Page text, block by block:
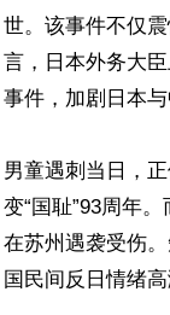
世。该事件不仅
言，日本外务大
事件，加剧日本与
男童遇刺当日，
变“国耻”93周年
在苏州遇袭受伤
国民间反日情绪